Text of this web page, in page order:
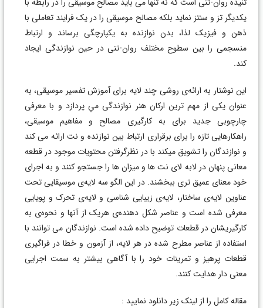
یکدیگر تز و سنتز نماید بلکه مصالح موسیقی را در یک فرایند تعاملی با
ذهن و فیزیک لذا، بدن نوازنده به یکپارچگی برساند و ارتباط
منسجمی را بین سطوح مختلف روان-تنی در حین نوازندگی ایجاد
کند.
اين نوشتار به ارائه‌ی روشی چند لايه برای آموزش تفسير موسيقی، به
عنوان یکی از مهم ترين اركان هنر نوازندگی مي پردازد و با معرفی
چارچوبی جدید برای به کارگیری مصالح و مفاهیم موسیقی،
راهکارهایی تازه را برای برقراری ارتباط بین نوازنده و نت ارائه می کند
و نوازندگان را تشويق میكند با در نظرگرفتن محتویات موجود در قطعه
معانی پنهان در لابه لای نت ها و ميزان ها را جستجو کنند و به اجرای
خود معنای عميق تری ببخشند. در این الگو سه لایه‌ی موسیقایی تحت
عناوین لایه‌ی ساختار، لایه‌ی زیبایی شناسی و لایه‌ی تحرک و پویایی
معرفی شده است و عناصر شکل دهنده‌ی هریک از آنها و نحوه‌ی به
کارگیریشان در قطعات توضیح داده شده است. نوازندگان می توانند با
استفاده از عناصر مطرح شده در هر لایه، از آزمون و خطا در فراگیری
قطعات پرهیز و تمرینات خود را با آگاهی بیشتر به سمت اجرایی
معنی دار هدایت کنند.
مقاله کامل را از لینک زیر دانلود نمایید :